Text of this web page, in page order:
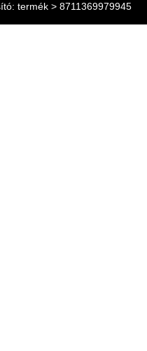
termék > 8711369979945